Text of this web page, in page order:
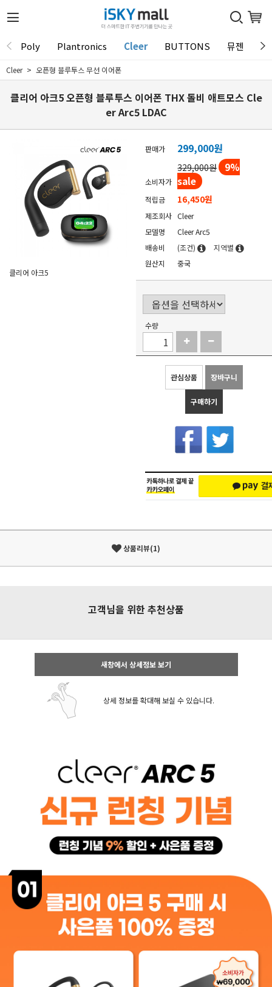
Poly Plantronics Cleer BUTTONS 뮤젠
Cleer 오픈형 블루투스 무선 이어폰
클리어 아크5 오픈형 블루투스 이어폰 THX 돌비 애트모스 Cle
er Arc5 LDAC
클리어 아크5
판매가 299,000원
소비자가
329,000원 9%
sale
적립금 16,450원
제조회사 Cleer
모델명
Cleer Arc5
배송비
(조건)
지역별
원산지
중국
수량
관심상품 장바구니
구매하기
상품리뷰(1)
고객님을 위한 추천상품
새창에서 상세정보 보기
상세 정보를 확대해 보실 수 있습니다.